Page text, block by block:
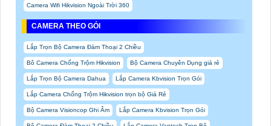
Camera Wifi Hikvision Ngoài Trời 360
CAMERA THEO GÓI
Lắp Trọn Bộ Camera Đàm Thoại 2 Chiều
Bô Camera Chống Trộm Hikvision Bộ Camera Chuyên Dụng giá rẻ
Lắp Trọn Bộ Camera Dahua Lắp Camera Kbvision Trọn Gói
Lắp Camera Chống Trộm Hikvision trọn bộ Giá Rẻ
Bộ Camera Visioncop Ghi Âm Lắp Camera Kbvision Trọn Gói